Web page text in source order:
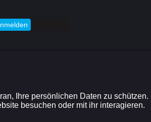
Ihre persönlichen Daten zu
besuchen oder mit ihr interagieren.